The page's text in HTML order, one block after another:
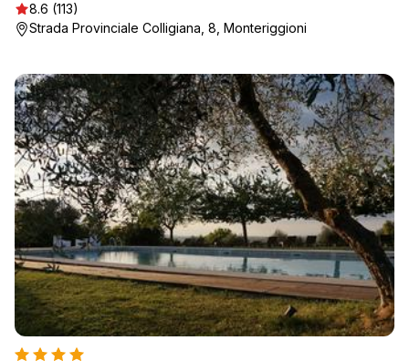
8.6 (113)
Strada Provinciale Colligiana, 8, Monteriggioni